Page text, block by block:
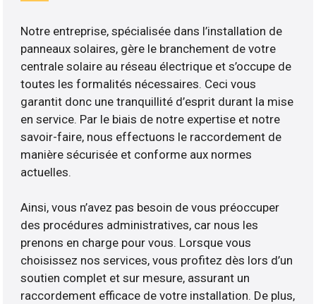
Notre entreprise, spécialisée dans l’installation de
panneaux solaires, gère le branchement de votre
centrale solaire au réseau électrique et s’occupe de
toutes les formalités nécessaires. Ceci vous
garantit donc une tranquillité d’esprit durant la mise
en service. Par le biais de notre expertise et notre
savoir-faire, nous effectuons le raccordement de
manière sécurisée et conforme aux normes
actuelles.
Ainsi, vous n’avez pas besoin de vous préoccuper
des procédures administratives, car nous les
prenons en charge pour vous. Lorsque vous
choisissez nos services, vous profitez dès lors d’un
soutien complet et sur mesure, assurant un
raccordement efficace de votre installation. De plus,